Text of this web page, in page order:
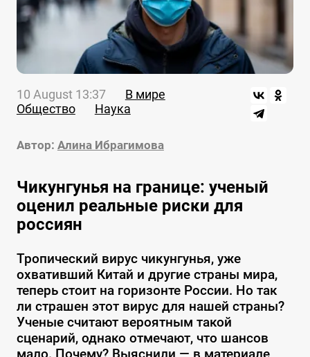
10 August 13:37
В мире
Общество
Наука
Автор: Алина Ибрагимова
Чикунгунья на границе: ученый
оценил реальные риски для
россиян
Тропический вирус чикунгунья, уже
охвативший Китай и другие страны мира,
теперь стоит на горизонте России. Но так
ли страшен этот вирус для нашей страны?
Ученые считают вероятным такой
сценарий, однако отмечают, что шансов